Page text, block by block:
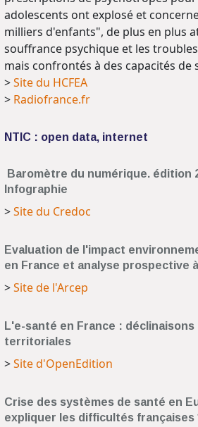
adolescents ont explosé et
milliers d'enfants", de plus en plus
souffrance psychique et les
mais confrontés à des capacités de
>Site du HCFEA
> Radiofrance.fr
NTIC : open data, internet
Baromètre du numérique. édition
Infographie
>Site du Credoc
Evaluation de l'impact
en France et analyse prospective
>Site de l'Arcep
L'e-santé en France :
territoriales
>Site d'OpenEdition
Crise des systèmes de santé en
expliquer les difficultés françaises